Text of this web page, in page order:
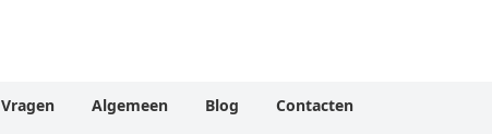
Vragen Algemeen Blog Contacten